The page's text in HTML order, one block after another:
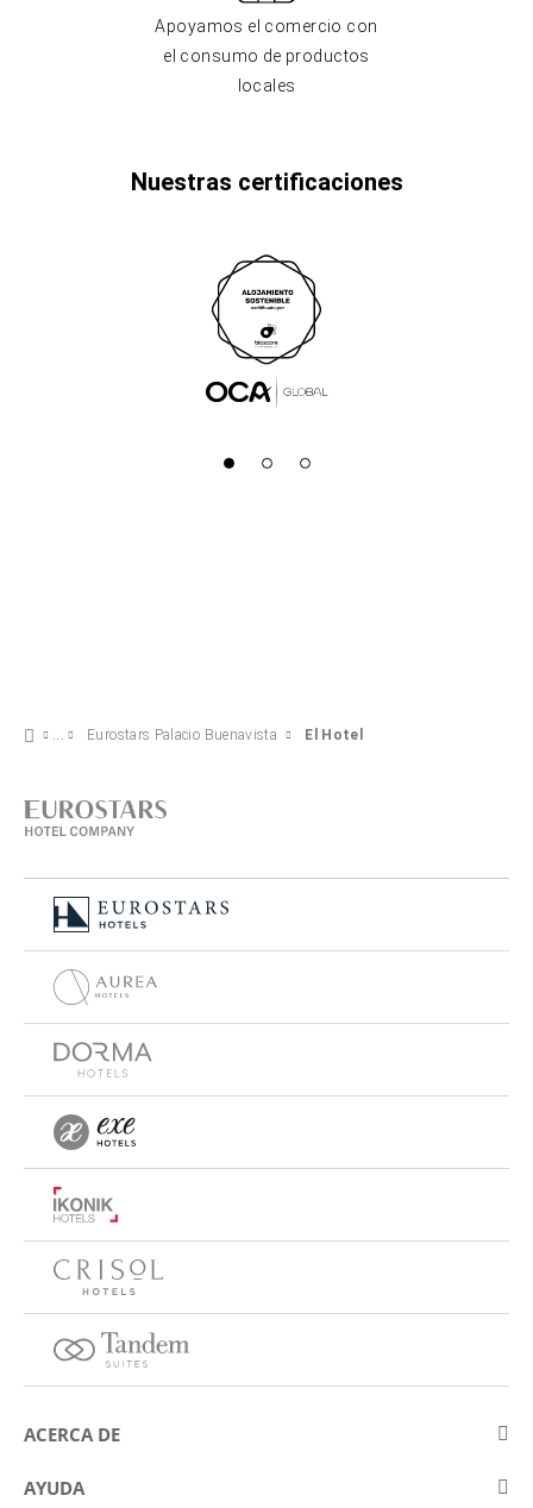
Apoyamos el comercio con
el consumo de productos
locales
Nuestras certificaciones
Eurostars Palacio Buenavista El Hotel
ACERCA DE
Sobre Eurostars Hotel Company
AYUDA